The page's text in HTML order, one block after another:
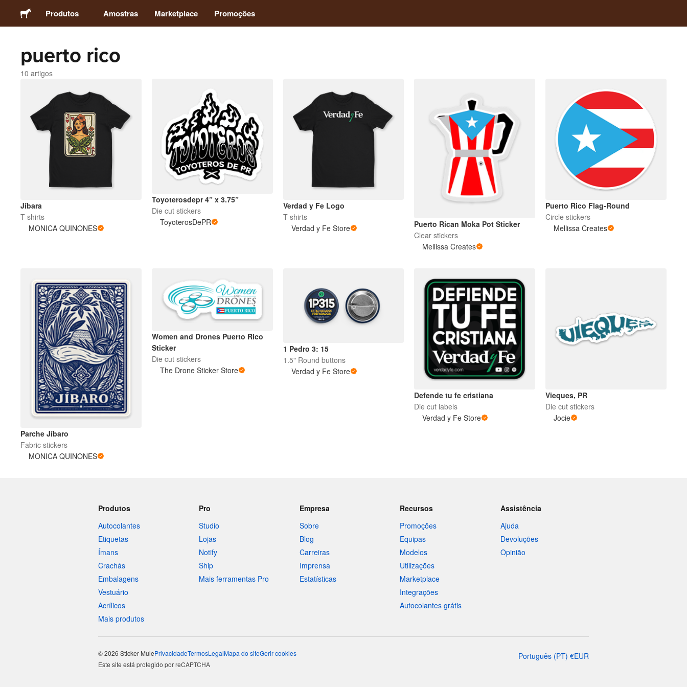
Produtos
Autocolantes
Ímans
Crachás
Acrílicos
Amostras
Amostras Marketplace Promoções
puerto rico
10 artigos
Jíbara
T-shirts
MONICA QUINONES
Toyoterosdepr 4” x 3.75”
Die cut stickers
ToyoterosDePR
Verdad y Fe Logo
T-shirts
Verdad y Fe Store
Puerto Rican Moka Pot Sticker
Clear stickers
Mellissa Creates
Puerto Rico Flag-Round
Circle stickers
Mellissa Creates
Parche Jíbaro
Fabric stickers
MONICA QUINONES
Women and Drones Puerto Rico
Sticker
Die cut stickers
The Drone Sticker Store
1 Pedro 3: 15
1.5" Round buttons
Verdad y Fe Store
Defende tu fe cristiana
Die cut labels
Verdad y Fe Store
Vieques, PR
Die cut stickers
Jocie
Produtos
Autocolantes
Etiquetas
Ímans
Crachás
Embalagens
Vestuário
Acrílicos
Mais produtos
Pro
Studio
Lojas
Notify
Ship
Mais ferramentas Pro
Empresa
Sobre
Blog
Carreiras
Imprensa
Estatísticas
Recursos
Promoções
Equipas
Modelos
Utilizações
Marketplace
Integrações
Autocolantes grátis
Assistência
Ajuda
Devoluções
Opinião
© 2026 Sticker MulePrivacidadeTermosLegalMapa do siteGerir cookies Português (PT) €EUR
Este site está protegido por reCAPTCHA